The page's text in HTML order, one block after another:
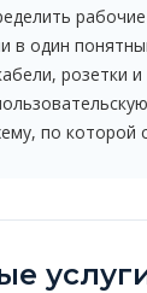
в один
розетки
по